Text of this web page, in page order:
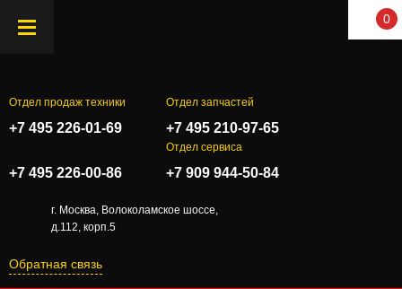
0
Отдел продаж техники
+7 495 226-01-69
Отдел запчастей
+7 495 210-97-65
+7 495 226-00-86
Отдел сервиса
+7 909 944-50-84
г. Москва, Волоколамское шоссе,
д.112, корп.5
Обратная связь